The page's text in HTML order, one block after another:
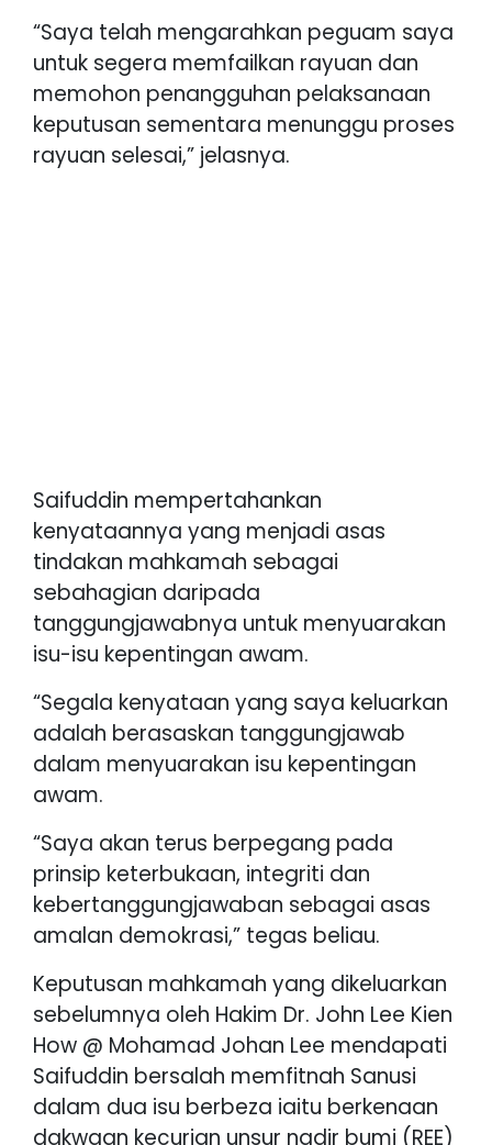
“Saya telah mengarahkan peguam saya
untuk segera memfailkan rayuan dan
memohon penangguhan pelaksanaan
keputusan sementara menunggu proses
rayuan selesai,” jelasnya.
Saifuddin mempertahankan
kenyataannya yang menjadi asas
tindakan mahkamah sebagai
sebahagian daripada
tanggungjawabnya untuk menyuarakan
isu-isu kepentingan awam.
“Segala kenyataan yang saya keluarkan
adalah berasaskan tanggungjawab
dalam menyuarakan isu kepentingan
awam.
“Saya akan terus berpegang pada
prinsip keterbukaan, integriti dan
kebertanggungjawaban sebagai asas
amalan demokrasi,” tegas beliau.
Keputusan mahkamah yang dikeluarkan
sebelumnya oleh Hakim Dr. John Lee Kien
How @ Mohamad Johan Lee mendapati
Saifuddin bersalah memfitnah Sanusi
dalam dua isu berbeza iaitu berkenaan
dakwaan kecurian unsur nadir bumi (REE)